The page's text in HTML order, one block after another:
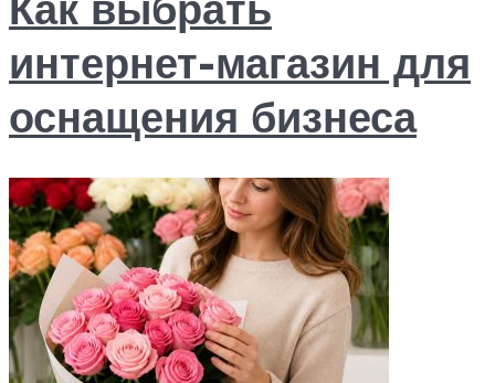
интернет-магазин для
оснащения бизнеса